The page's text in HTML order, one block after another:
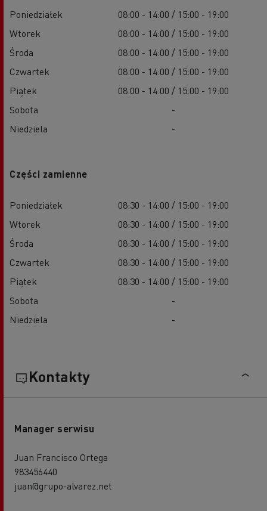
Poniedziałek
08:00 - 14:00 / 15:00 - 19:00
Wtorek
08:00 - 14:00 / 15:00 - 19:00
Środa
08:00 - 14:00 / 15:00 - 19:00
Czwartek
08:00 - 14:00 / 15:00 - 19:00
Piątek
08:00 - 14:00 / 15:00 - 19:00
Sobota
-
Niedziela
-
Części zamienne
Poniedziałek
08:30 - 14:00 / 15:00 - 19:00
Wtorek
08:30 - 14:00 / 15:00 - 19:00
Środa
08:30 - 14:00 / 15:00 - 19:00
Czwartek
08:30 - 14:00 / 15:00 - 19:00
Piątek
08:30 - 14:00 / 15:00 - 19:00
Sobota
-
Niedziela
-
Kontakty
Manager serwisu
Juan Francisco Ortega
983456440
juan@grupo-alvarez.net